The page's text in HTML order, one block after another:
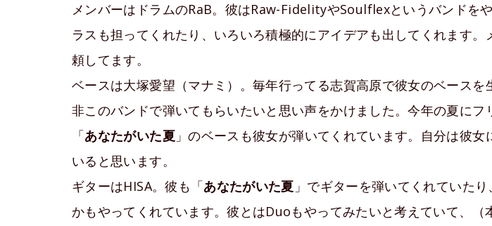
メンバーはドラムのRaB。彼はRaw-FidelityやSoulflexというバンドを
ラスも担ってくれたり、いろいろ積極的にアイデアも出してくれます。
頼してます。
ベースは大塚愛望（マナミ）。毎年行ってる志賀高原で彼女のベースを
非このバンドで弾いてもらいたいと思い声をかけました。今年の夏にフ
「あなたがいた夏」のベースも彼女が弾いてくれています。自分は彼女
いると思います。
ギターはHISA。彼も「あなたがいた夏 」でギターを弾いてくれていた
かもやってくれています。彼とはDuoもやってみたいと考えていて、（